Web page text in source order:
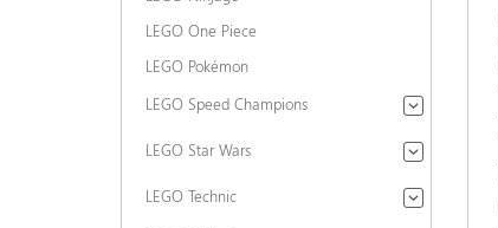
LEGO One Piece
LEGO Pokémon
LEGO Speed Champions
LEGO Star Wars
LEGO Technic